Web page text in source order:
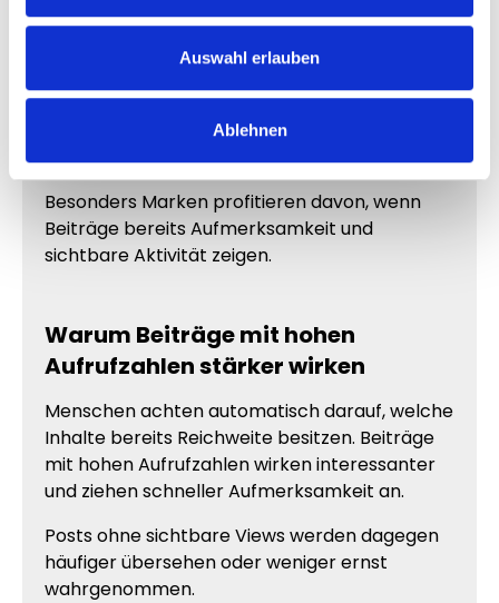
Auswahl erlauben
Ablehnen
hohen Aufrufzahlen wirken deutlich
professioneller und hochwertiger.
Mehr Views verbessern die Wahrnehmung
deiner Inhalte und sorgen dafür, dass dein
Kanal aktiver erscheint.
Besonders Marken profitieren davon, wenn
Beiträge bereits Aufmerksamkeit und
sichtbare Aktivität zeigen.
Warum Beiträge mit hohen
Aufrufzahlen stärker wirken
Menschen achten automatisch darauf, welche
Inhalte bereits Reichweite besitzen. Beiträge
mit hohen Aufrufzahlen wirken interessanter
und ziehen schneller Aufmerksamkeit an.
Posts ohne sichtbare Views werden dagegen
häufiger übersehen oder weniger ernst
wahrgenommen.